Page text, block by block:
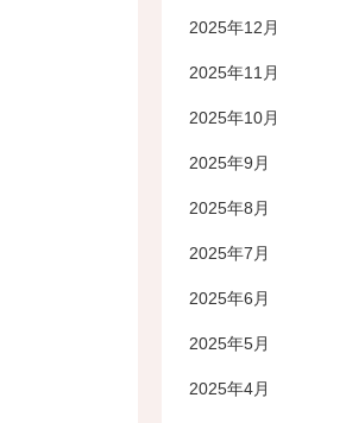
2025年12月
2025年11月
2025年10月
2025年9月
2025年8月
2025年7月
2025年6月
2025年5月
2025年4月